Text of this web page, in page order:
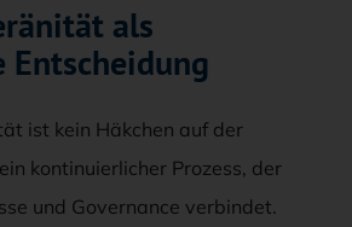
als
Entscheidung
ist kein Häkchen auf der
kontinuierlicher Prozess, der
und Governance verbindet.